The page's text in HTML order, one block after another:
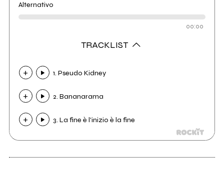
Alternativo
00:00
TRACKLIST
1. Pseudo Kidney
2. Bananarama
3. La fine è l'inizio è la fine